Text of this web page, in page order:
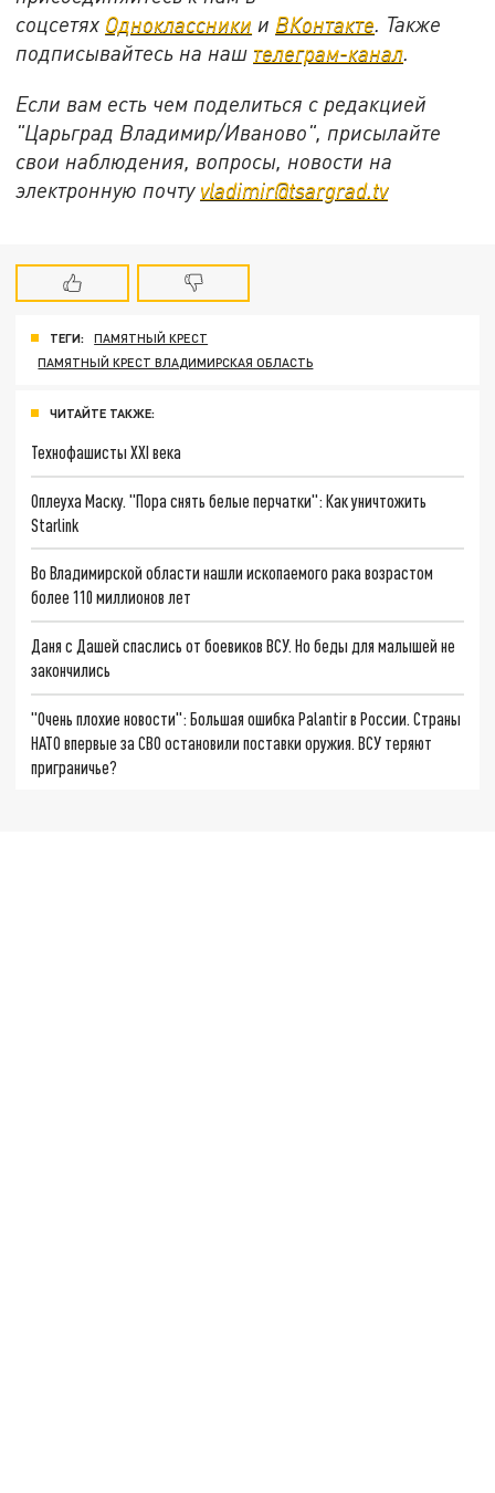
соцсетях Одноклассники и ВКонтакте. Также
подписывайтесь на наш телеграм-канал.
Если вам есть чем поделиться с редакцией
"Царьград Владимир/Иваново", присылайте
свои наблюдения, вопросы, новости на
электронную почту vladimir@tsargrad.tv
ТЕГИ:
ПАМЯТНЫЙ КРЕСТ
ПАМЯТНЫЙ КРЕСТ ВЛАДИМИРСКАЯ ОБЛАСТЬ
ЧИТАЙТЕ ТАКЖЕ:
Технофашисты XXI века
Оплеуха Маску. "Пора снять белые перчатки": Как уничтожить
Starlink
Во Владимирской области нашли ископаемого рака возрастом
более 110 миллионов лет
Даня с Дашей спаслись от боевиков ВСУ. Но беды для малышей не
закончились
"Очень плохие новости": Большая ошибка Palantir в России. Страны
НАТО впервые за СВО остановили поставки оружия. ВСУ теряют
приграничье?